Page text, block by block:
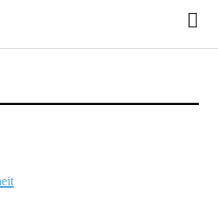
Yoga Blog | das